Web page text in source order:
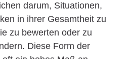
darum, Situationen,
in ihrer Gesamtheit zu
zu bewerten oder zu
Diese Form der